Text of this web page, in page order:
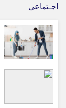
اجـتماعی